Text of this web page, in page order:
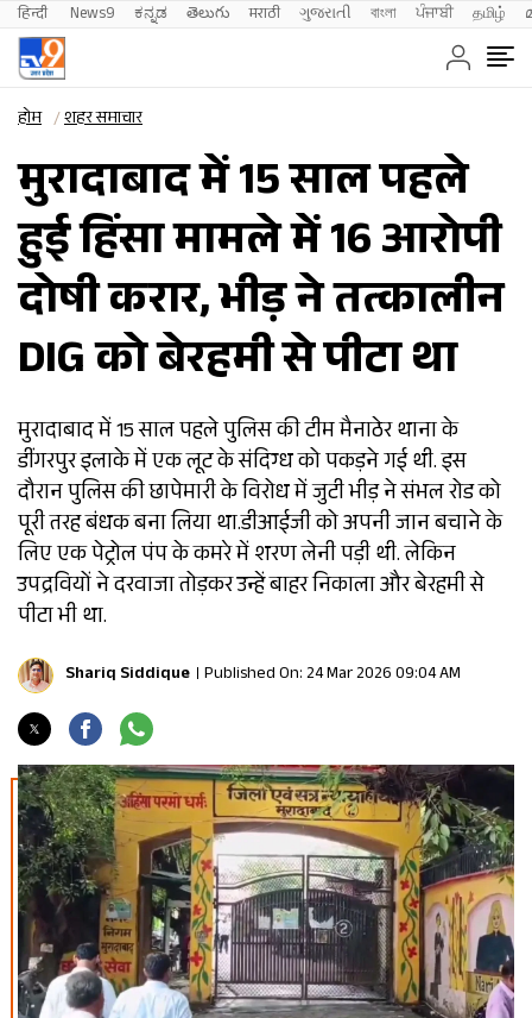
हिन्दी News9 ಕನ್ನಡ తెలుగు मराठी ગુજરાતી বাংলা ਪੰਜਾਬੀ தமிழ்
होम शहर समाचार
मुरादाबाद में 15 साल पहले
हुई हिंसा मामले में 16 आरोपी
दोषी करार, भीड़ ने तत्कालीन
DIG को बेरहमी से पीटा था
मुरादाबाद में 15 साल पहले पुलिस की टीम मैनाठेर थाना के
डींगरपुर इलाके में एक लूट के संदिग्ध को पकड़ने गई थी. इस
दौरान पुलिस की छापेमारी के विरोध में जुटी भीड़ ने संभल रोड को
पूरी तरह बंधक बना लिया था.डीआईजी को अपनी जान बचाने के
लिए एक पेट्रोल पंप के कमरे में शरण लेनी पड़ी थी. लेकिन
उपद्रवियों ने दरवाजा तोड़कर उन्हें बाहर निकाला और बेरहमी से
पीटा भी था.
Shariq Siddique Published On: 24 Mar 2026 09:04 AM